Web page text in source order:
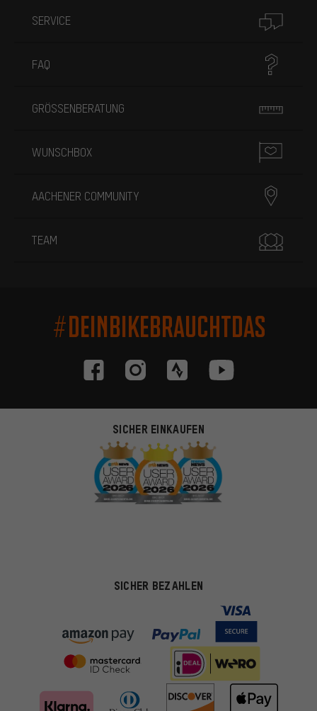
SERVICE
FAQ
GRÖSSENBERATUNG
WUNSCHBOX
AACHENER COMMUNITY
TEAM
#DEINBIKEBRAUCHTDAS
SICHER EINKAUFEN
SICHER BEZAHLEN